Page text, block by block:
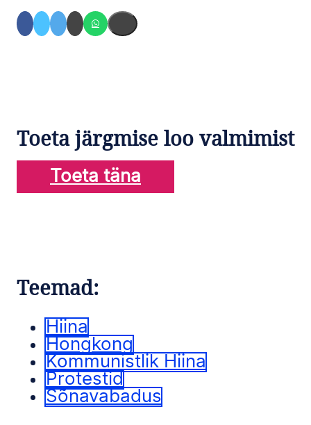
Toeta järgmise loo valmimist
Toeta täna
Teemad:
Hiina
Hongkong
Kommunistlik Hiina
Protestid
Sõnavabadus